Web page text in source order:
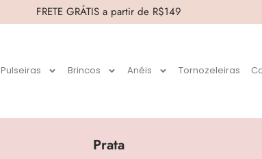
FRETE GRÁTIS a partir de R$149
Pulseiras Brincos Anéis Tornozeleiras
Prata